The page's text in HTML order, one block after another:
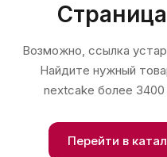
Возможно, ссылка
Найдите нужный
nextcake более 3400
Перейти в